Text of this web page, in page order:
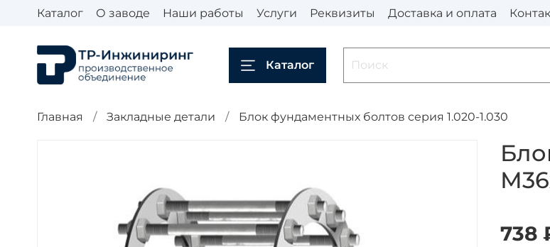
Каталог О заводе Наши работы Услуги Реквизиты Доставка и оплата
Каталог
Главная Закладные детали Блок фундаментных болтов серия 1.020-1.030
738